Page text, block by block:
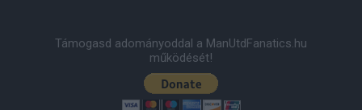
Támogasd adományoddal a ManUtdFanatics.hu
működését!